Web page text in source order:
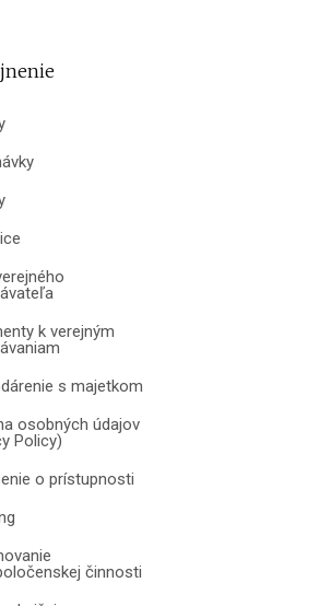
k verejným
s majetkom
osobných údajov
Policy)
o prístupnosti
činnosti